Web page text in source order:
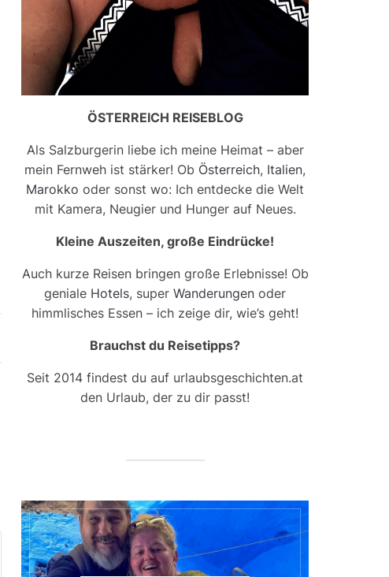
ÖSTERREICH REISEBLOG
Als Salzburgerin liebe ich meine Heimat – aber
mein Fernweh ist stärker! Ob Österreich, Italien,
Marokko oder sonst wo: Ich entdecke die Welt
mit Kamera, Neugier und Hunger auf Neues.
Kleine Auszeiten, große Eindrücke!
Auch kurze Reisen bringen große Erlebnisse! Ob
geniale Hotels, super Wanderungen oder
himmlisches Essen – ich zeige dir, wie’s geht!
Brauchst du Reisetipps?
Seit 2014 findest du auf urlaubsgeschichten.at
den Urlaub, der zu dir passt!